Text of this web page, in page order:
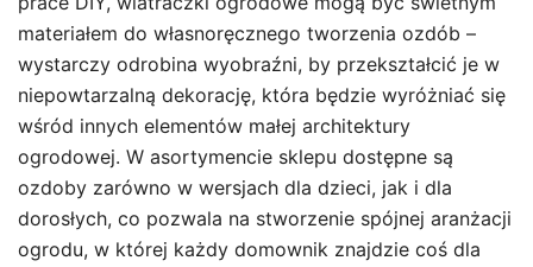
materiałem do własnoręcznego tworzenia ozdób –
wystarczy odrobina wyobraźni, by przekształcić je w
niepowtarzalną dekorację, która będzie wyróżniać się
wśród innych elementów małej architektury
ogrodowej. W asortymencie sklepu dostępne są
ozdoby zarówno w wersjach dla dzieci, jak i dla
dorosłych, co pozwala na stworzenie spójnej aranżacji
ogrodu, w której każdy domownik znajdzie coś dla